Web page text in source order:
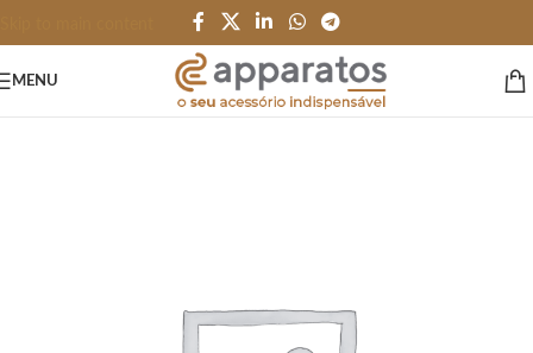
MENU
GARRAFAS e SQUEEZES/Garrafas/Térmico